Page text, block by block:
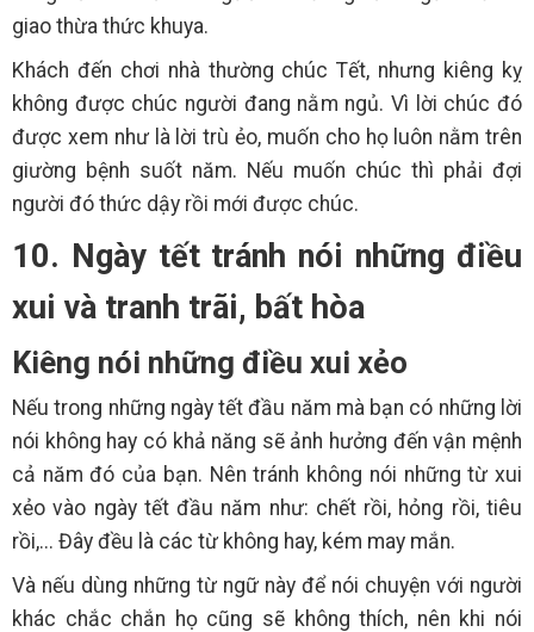
giao thừa thức khuya.
Khách đến chơi nhà thường chúc Tết, nhưng kiêng kỵ
không được chúc người đang nằm ngủ. Vì lời chúc đó
được xem như là lời trù ẻo, muốn cho họ luôn nằm trên
giường bệnh suốt năm. Nếu muốn chúc thì phải đợi
người đó thức dậy rồi mới được chúc.
10. Ngày tết tránh nói những điều
xui và tranh trãi, bất hòa
Kiêng nói những điều xui xẻo
Nếu trong những ngày tết đầu năm mà bạn có những lời
nói không hay có khả năng sẽ ảnh hưởng đến vận mệnh
cả năm đó của bạn. Nên tránh không nói những từ xui
xẻo vào ngày tết đầu năm như: chết rồi, hỏng rồi, tiêu
rồi,... Đây đều là các từ không hay, kém may mắn.
Và nếu dùng những từ ngữ này để nói chuyện với người
khác chắc chắn họ cũng sẽ không thích, nên khi nói